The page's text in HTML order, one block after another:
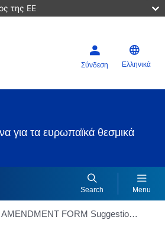
της ΕΕ
Σύνδεση Ελληνικά
για τα ευρωπαϊκά θεσμικά
Search Menu
AMENDMENT FORM Suggestion for amendment of Article : 15